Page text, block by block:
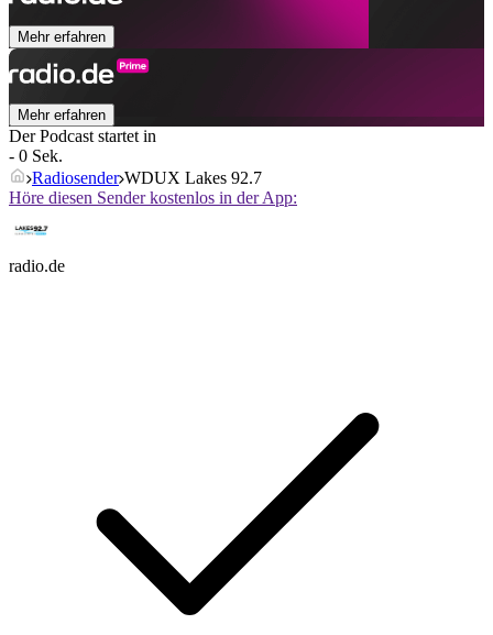
Mehr erfahren
Mehr erfahren
Der Podcast startet in
- 0 Sek.
Radiosender WDUX Lakes 92.7
Höre diesen Sender kostenlos in der App:
radio.de